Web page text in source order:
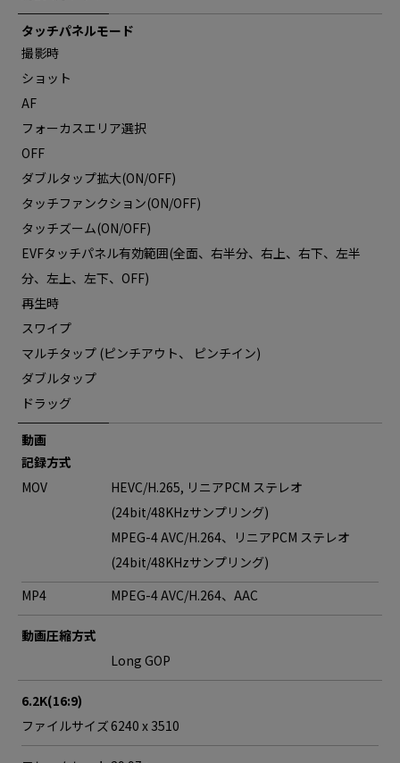
タッチパネルモード
撮影時
ショット
AF
フォーカスエリア選択
OFF
ダブルタップ拡大(ON/OFF)
タッチファンクション(ON/OFF)
タッチズーム(ON/OFF)
EVFタッチパネル有効範囲(全面、右半分、右上、右下、左半
分、左上、左下、OFF)
再生時
スワイプ
マルチタップ (ピンチアウト、 ピンチイン)
ダブルタップ
ドラッグ
動画
記録方式
MOV
HEVC/H.265, リニアPCM ステレオ
(24bit/48KHzサンプリング)
MPEG-4 AVC/H.264、リニアPCM ステレオ
(24bit/48KHzサンプリング)
MP4
MPEG-4 AVC/H.264、AAC
動画圧縮方式
Long GOP
6.2K(16:9)
ファイルサイズ6240 x 3510